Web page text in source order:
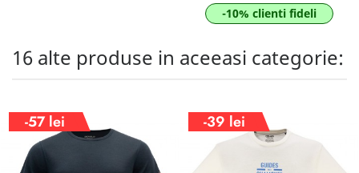
-10% clienti fideli
16 alte produse in aceeasi categorie:
-57 lei -39 lei